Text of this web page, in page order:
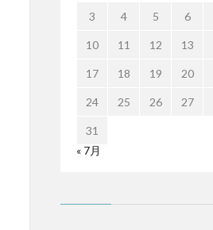
3 4 5 6
10 11 12 13
17 18 19 20
24 25 26 27
31
« 7月